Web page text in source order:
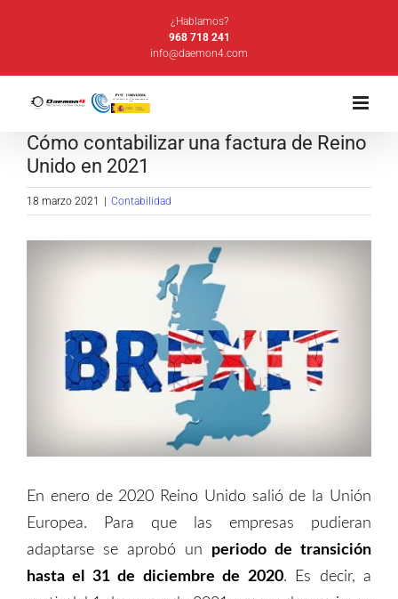
¿Hablamos?
968 718 241
info@daemon4.com
Cómo contabilizar una factura de Reino
Unido en 2021
18 marzo 2021 Contabilidad
grande
En enero de 2020 Reino Unido salió de la Unión
Europea. Para que las empresas pudieran
adaptarse se aprobó un periodo de transición
hasta el 31 de diciembre de 2020. Es decir, a